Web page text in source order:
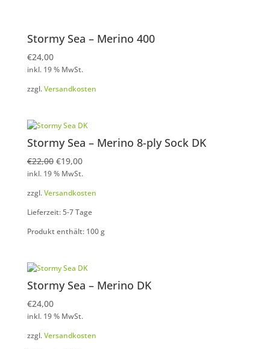
Stormy Sea – Merino 400
€24,00
inkl. 19 % MwSt.
zzgl.Versandkosten
Stormy Sea – Merino 8-ply Sock DK
€22,00 Ursprünglicher
Preis
war:
€19,00Aktueller
Preis
inkl. 19 % MwSt.
zzgl.Versandkosten
Lieferzeit: 5-7 Tage
Produkt enthält: 100g
Stormy Sea – Merino DK
€24,00
inkl. 19 % MwSt.
zzgl.Versandkosten